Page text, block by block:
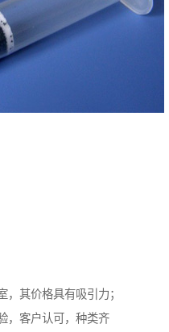
，其价格具有吸引力；
，客户认可，种类齐